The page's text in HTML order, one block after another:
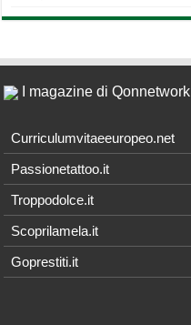
I magazine di Qonnetwork
Curriculumvitaeeuropeo.net
Passionetattoo.it
Troppodolce.it
Scoprilamela.it
Goprestiti.it